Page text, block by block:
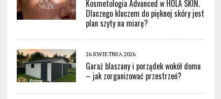
Kosmetologia Advanced w HOLA SKIN.
Dlaczego kluczem do pięknej skóry jest
plan szyty na miarę?
26 KWIETNIA 2026
Garaż blaszany i porządek wokół domu
– jak zorganizować przestrzeń?